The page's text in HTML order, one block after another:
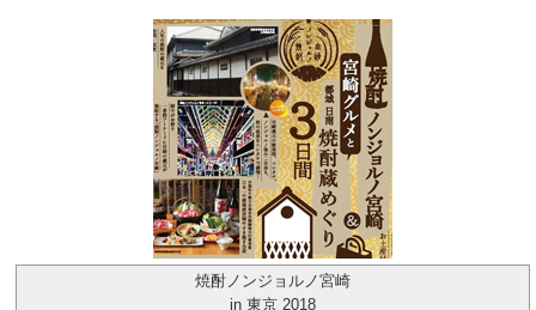
焼酎ノンジョルノ宮崎
in 東京 2018